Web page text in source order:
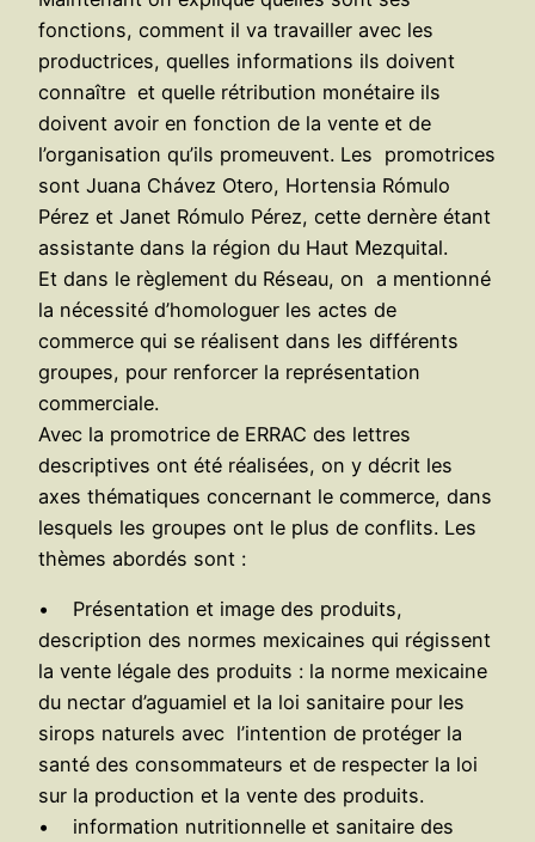
fonctions, comment il va travailler avec les
productrices, quelles informations ils doivent
connaître et quelle rétribution monétaire ils
doivent avoir en fonction de la vente et de
l’organisation qu’ils promeuvent. Les promotrices
sont Juana Chávez Otero, Hortensia Rómulo
Pérez et Janet Rómulo Pérez, cette dernère étant
assistante dans la région du Haut Mezquital.
Et dans le règlement du Réseau, on a mentionné
la nécessité d’homologuer les actes de
commerce qui se réalisent dans les différents
groupes, pour renforcer la représentation
commerciale.
Avec la promotrice de ERRAC des lettres
descriptives ont été réalisées, on y décrit les
axes thématiques concernant le commerce, dans
lesquels les groupes ont le plus de conflits. Les
thèmes abordés sont :
• Présentation et image des produits,
description des normes mexicaines qui régissent
la vente légale des produits : la norme mexicaine
du nectar d’aguamiel et la loi sanitaire pour les
sirops naturels avec l’intention de protéger la
santé des consommateurs et de respecter la loi
sur la production et la vente des produits.
• information nutritionnelle et sanitaire des